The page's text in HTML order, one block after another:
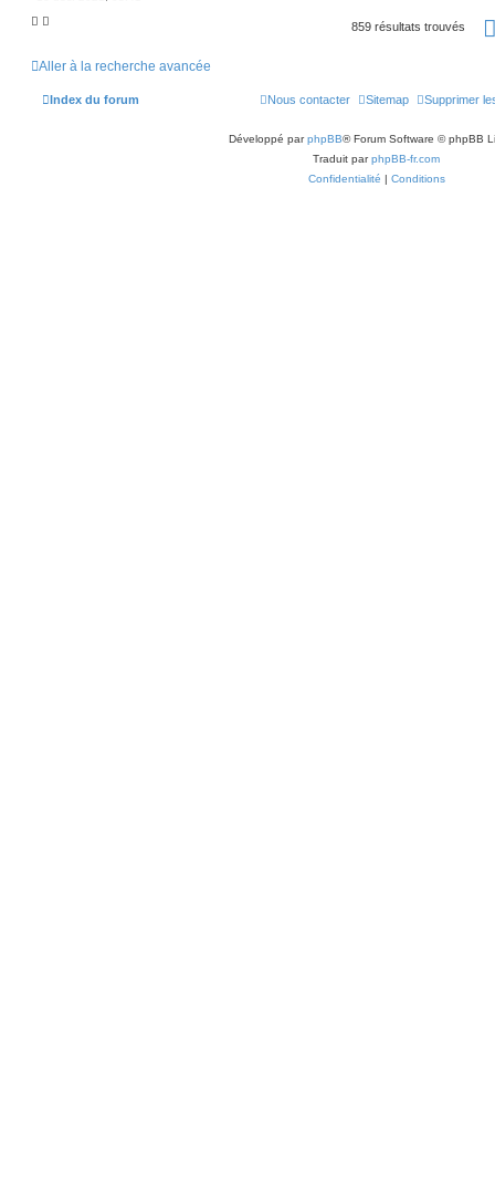
859 résultats trouvés
Aller à la recherche avancée
Index du forum Supprimer
Sitemap
Nous contacter
Développé parphpBB® Forum Software © phpBB
Traduit parphpBB-fr.com
Confidentialité | Conditions